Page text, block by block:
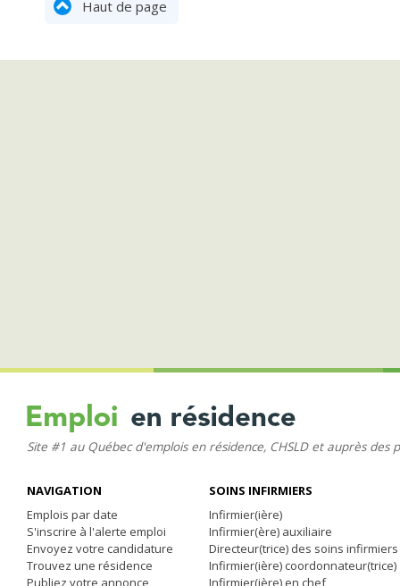
Haut de page
Site #1 au Québec d'emplois en résidence, CHSLD et auprès des
NAVIGATION
Emplois par date
S'inscrire à l'alerte emploi
Envoyez votre candidature
Trouvez une résidence
Publiez votre annonce
SOINS INFIRMIERS
Infirmier(ière)
Infirmier(ère) auxiliaire
Directeur(trice) des soins infirmiers
Infirmier(ière) coordonnateur(trice)
Infirmier(ière) en chef